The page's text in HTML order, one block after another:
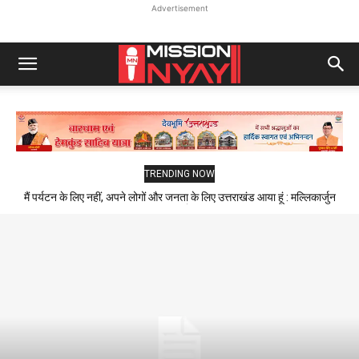
Advertisement
TRENDING NOW
मैं पर्यटन के लिए नहीं, अपने लोगों और जनता के लिए उत्तराखंड आया हूं : मल्लिकार्जुन